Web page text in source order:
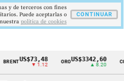
US$73,48
▼ 1.12
ORO US$3342,60 COLCAP
y de terceros con fines
Puede aceptarlas o
politica de cookies
CONTINUAR